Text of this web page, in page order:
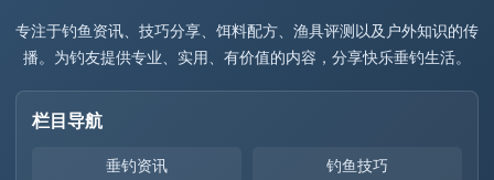
专注于钓鱼资讯、技巧分享、饵料配方、渔具评测以及户外知识的传
播。为钓友提供专业、实用、有价值的内容，分享快乐垂钓生活。
栏目导航
垂钓资讯 钓鱼技巧